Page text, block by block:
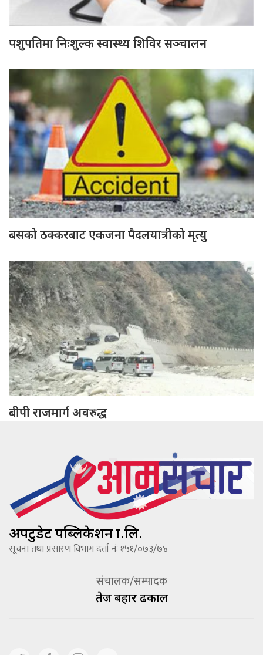
पशुपतिमा निःशुल्क स्वास्थ्य शिविर सञ्चालन
बसको ठक्करबाट एकजना पैदलयात्रीको मृत्यु
बीपी राजमार्ग अवरुद्ध
अपटुडेट पब्लिकेशन प्रा.लि.
सूचना तथा प्रसारण विभाग दर्ता नंः १५१/०७३/७४
संचालक/सम्पादक
तेज बहादूर ढकाल